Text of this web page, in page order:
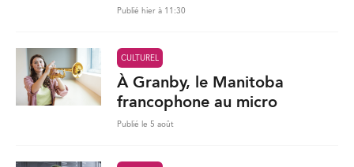
Publié hier à 11:30
CULTUREL
À Granby, le Manitoba
francophone au micro
Publié le 5 août